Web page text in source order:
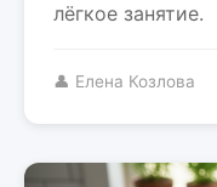
лёгкое занятие.
👤 Елена Козлова